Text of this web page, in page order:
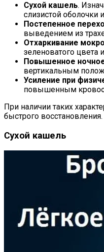
Сухой кашель.
слизистой
Постепенное
выведением из
Отхаркивание
зеленоватого цвета
Повышенное
вертикальным
Усиление при
повышенным
При наличии таких
быстрого восстановления.
Сухой кашель